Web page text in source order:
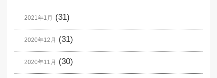
2021年1月 (31)
2020年12月 (31)
2020年11月 (30)